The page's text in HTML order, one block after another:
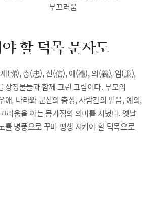
부끄러움
할 덕목 문자도
(悌), 충(忠), 신(信), 예(禮), 의(義), 염(廉),
상징물들과 함께 그린 그림이다. 부모의
애, 나라와 군신의 충성, 사람간의 믿음, 예의,
러움을 아는 몸가짐의 의미를 지녔다. 옛날
를 병풍으로 꾸며 평생 지켜야 할 덕목으로